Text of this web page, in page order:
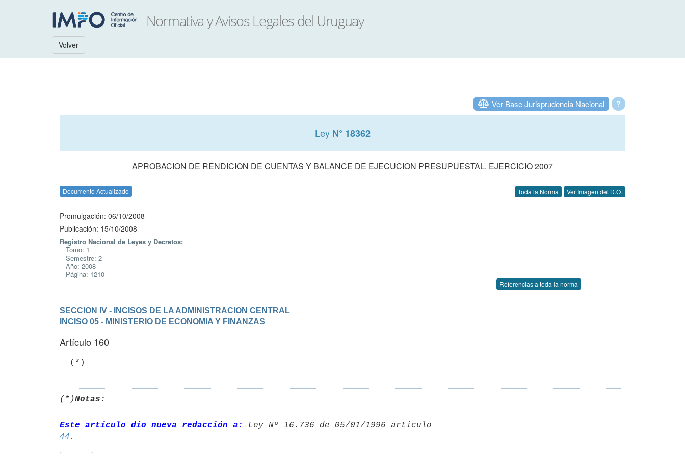
Volver
?
Ver Base Jurisprudencia Nacional
Ley N° 18362
APROBACION DE RENDICION DE CUENTAS Y BALANCE DE EJECUCION PRESUPUESTAL. EJERCICIO 2007
Documento Actualizado Toda la Norma Ver Imagen del D.O.
Promulgación: 06/10/2008
Publicación: 15/10/2008
Registro Nacional de Leyes y Decretos:
Tomo: 1
Semestre: 2
Año: 2008
Página: 1210
Referencias a toda la norma
SECCION IV - INCISOS DE LA ADMINISTRACION CENTRAL
INCISO 05 - MINISTERIO DE ECONOMIA Y FINANZAS
Artículo 160
  (*)
(*)Notas:
Este artículo dio nueva redacción a:
44